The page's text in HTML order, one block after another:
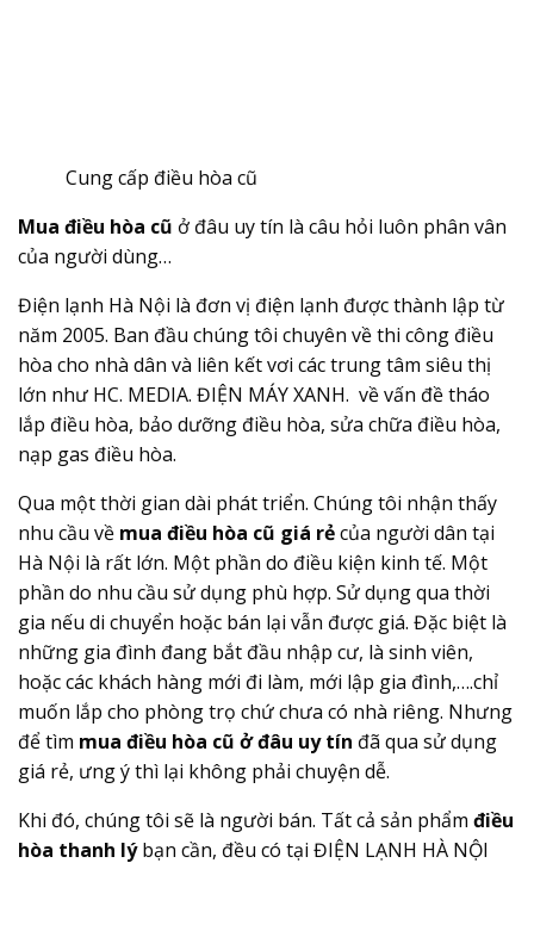
Cung cấp điều hòa cũ
Mua điều hòa cũ ở đâu uy tín là câu hỏi luôn phân vân
của người dùng…
Điện lạnh Hà Nội là đơn vị điện lạnh được thành lập từ
năm 2005. Ban đầu chúng tôi chuyên về thi công điều
hòa cho nhà dân và liên kết vơi các trung tâm siêu thị
lớn như HC. MEDIA. ĐIỆN MÁY XANH. về vấn đề tháo
lắp điều hòa, bảo dưỡng điều hòa, sửa chữa điều hòa,
nạp gas điều hòa.
Qua một thời gian dài phát triển. Chúng tôi nhận thấy
nhu cầu về mua điều hòa cũ giá rẻcủa người dân tại
Hà Nội là rất lớn. Một phần do điều kiện kinh tế. Một
phần do nhu cầu sử dụng phù hợp. Sử dụng qua thời
gia nếu di chuyển hoặc bán lại vẫn được giá. Đặc biệt là
những gia đình đang bắt đầu nhập cư, là sinh viên,
hoặc các khách hàng mới đi làm, mới lập gia đình,….chỉ
muốn lắp cho phòng trọ chứ chưa có nhà riêng. Nhưng
để tìm mua điều hòa cũ ở đâu uy tín đã qua sử dụng
giá rẻ, ưng ý thì lại không phải chuyện dễ.
Khi đó, chúng tôi sẽ là người bán. Tất cả sản phẩm điều
hòa thanh lýbạn cần, đều có tại ĐIỆN LẠNH HÀ NỘI